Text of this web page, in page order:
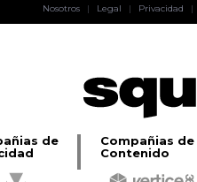
Nosotros | Legal | Privacidad |
de
Compañias de
Contenido